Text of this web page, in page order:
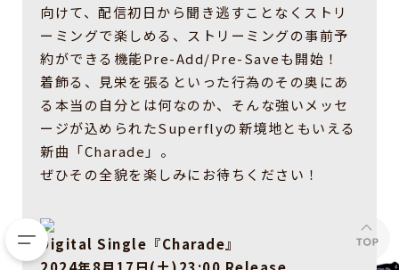
向けて、配信初日から聞き逃すことなくストリ
ーミングで楽しめる、ストリーミングの事前予
約ができる機能Pre-Add/Pre-Saveも開始！
着飾る、見栄を張るといった行為のその奥にあ
る本当の自分とは何なのか、そんな強いメッセ
ージが込められたSuperflyの新境地ともいえる
新曲「Charade」。
ぜひその全貌を楽しみにお待ちください！
Digital Single『Charade』